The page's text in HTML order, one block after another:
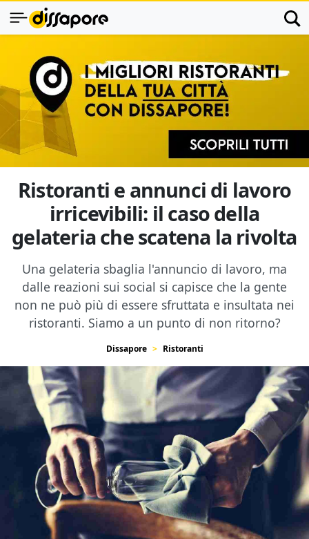
Ristoranti e annunci di lavoro
irricevibili: il caso della
gelateria che scatena la rivolta
Una gelateria sbaglia l'annuncio di lavoro, ma
dalle reazioni sui social si capisce che la gente
non ne può più di essere sfruttata e insultata nei
ristoranti. Siamo a un punto di non ritorno?
Dissapore Ristoranti